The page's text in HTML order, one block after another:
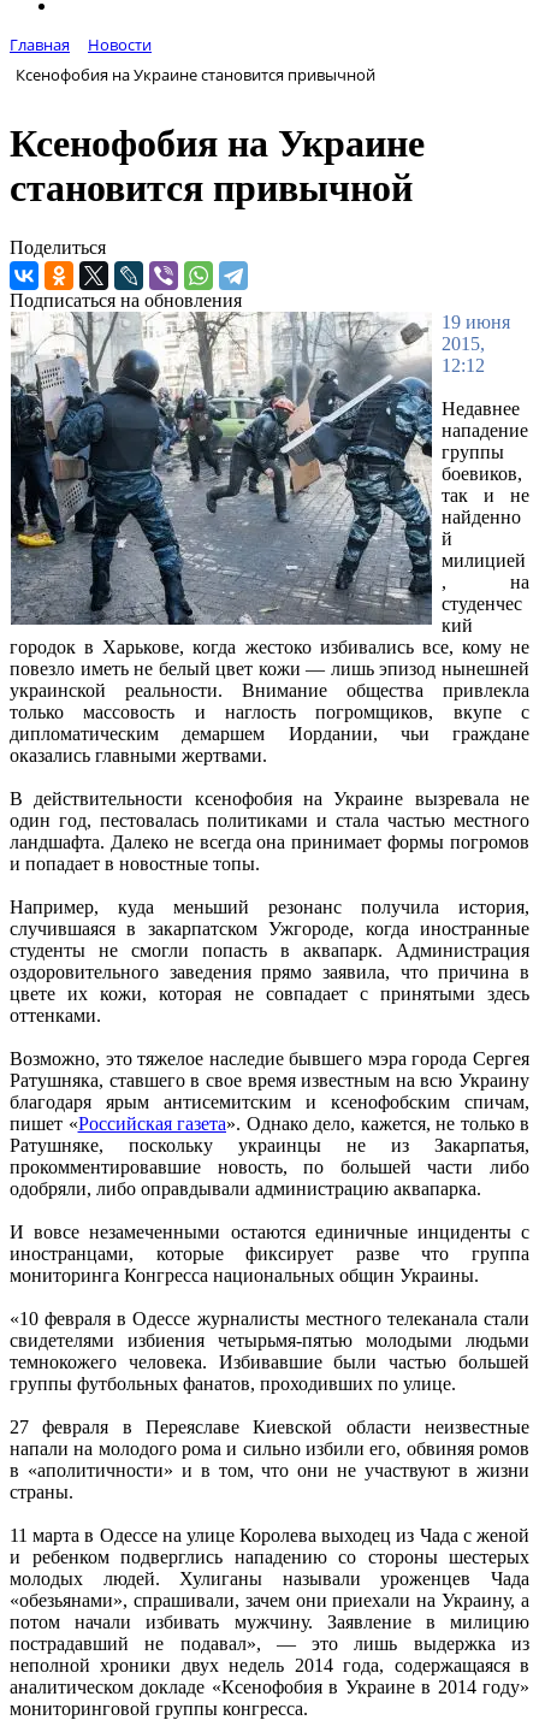
Главная
Новости
Ксенофобия на Украине становится привычной
Ксенофобия на Украине
становится привычной
Поделиться
Подписаться на обновления
19 июня
2015,
12:12
Недавнее
нападение
группы
боевиков,
так и не
найденно
й
милицией
, на
студенчес
кий
городок в Харькове, когда жестоко избивались все, кому не
повезло иметь не белый цвет кожи — лишь эпизод нынешней
украинской реальности. Внимание общества привлекла
только массовость и наглость погромщиков, вкупе с
дипломатическим демаршем Иордании, чьи граждане
оказались главными жертвами.
В действительности ксенофобия на Украине вызревала не
один год, пестовалась политиками и стала частью местного
ландшафта. Далеко не всегда она принимает формы погромов
и попадает в новостные топы.
Например, куда меньший резонанс получила история,
случившаяся в закарпатском Ужгороде, когда иностранные
студенты не смогли попасть в аквапарк. Администрация
оздоровительного заведения прямо заявила, что причина в
цвете их кожи, которая не совпадает с принятыми здесь
оттенками.
Возможно, это тяжелое наследие бывшего мэра города Сергея
Ратушняка, ставшего в свое время известным на всю Украину
благодаря ярым антисемитским и ксенофобским спичам,
пишет «Российская газета». Однако дело, кажется, не только в
Ратушняке, поскольку украинцы не из Закарпатья,
прокомментировавшие новость, по большей части либо
одобряли, либо оправдывали администрацию аквапарка.
И вовсе незамеченными остаются единичные инциденты с
иностранцами, которые фиксирует разве что группа
мониторинга Конгресса национальных общин Украины.
«10 февраля в Одессе журналисты местного телеканала стали
свидетелями избиения четырьмя-пятью молодыми людьми
темнокожего человека. Избивавшие были частью большей
группы футбольных фанатов, проходивших по улице.
27 февраля в Переяславе Киевской области неизвестные
напали на молодого рома и сильно избили его, обвиняя ромов
в «аполитичности» и в том, что они не участвуют в жизни
страны.
11 марта в Одессе на улице Королева выходец из Чада с женой
и ребенком подверглись нападению со стороны шестерых
молодых людей. Хулиганы называли уроженцев Чада
«обезьянами», спрашивали, зачем они приехали на Украину, а
потом начали избивать мужчину. Заявление в милицию
пострадавший не подавал», — это лишь выдержка из
неполной хроники двух недель 2014 года, содержащаяся в
аналитическом докладе «Ксенофобия в Украине в 2014 году»
мониторинговой группы конгресса.